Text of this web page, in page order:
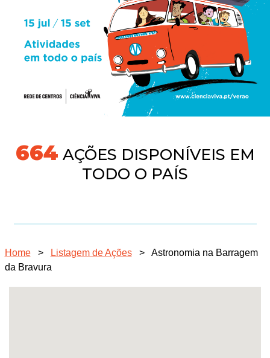
718AÇÕES DISPONÍVEIS EM
TODO O PAÍS
Home > Listagem de Ações >
Astronomia na Barragem
da Bravura